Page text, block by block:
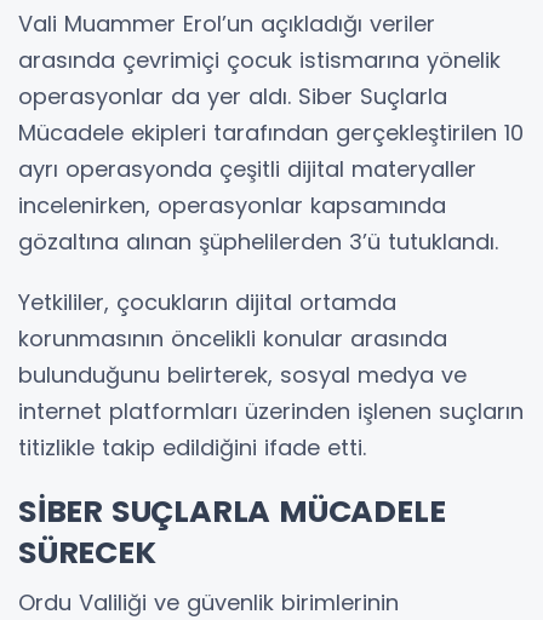
Vali Muammer Erol’un açıkladığı veriler
arasında çevrimiçi çocuk istismarına yönelik
operasyonlar da yer aldı. Siber Suçlarla
Mücadele ekipleri tarafından gerçekleştirilen 10
ayrı operasyonda çeşitli dijital materyaller
incelenirken, operasyonlar kapsamında
gözaltına alınan şüphelilerden 3’ü tutuklandı.
Yetkililer, çocukların dijital ortamda
korunmasının öncelikli konular arasında
bulunduğunu belirterek, sosyal medya ve
internet platformları üzerinden işlenen suçların
titizlikle takip edildiğini ifade etti.
SİBER SUÇLARLA MÜCADELE
SÜRECEK
Ordu Valiliği ve güvenlik birimlerinin